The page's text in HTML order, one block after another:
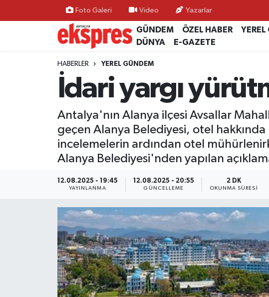
Foto Galeri Video Yazarlar
GÜNDEM ÖZEL HABER
DÜNYA
E-GAZETE
HABERLER YEREL GÜNDEM
İdari yargı
Antalya'nın Alanya ilçesi Avsallar
geçen Alanya Belediyesi, otel
incelemelerin ardından otel
Alanya Belediyesi'nden yapılan
12.08.2025 - 19:45
YAYINLANMA
12.08.2025 - 20:55
GÜNCELLEME
2 DK
OKUNMA SÜRESI
ÖZEL HABER
GÜNDEM
YEREL GÜNDEM
EKONOMİ
KÜLTÜR - SANAT
EĞİTİM
TURİZM
Nöbetçi Eczaneler
Hava Durumu
Trafik Durumu
Süper Lig Puan Durumu ve Fikstür
Tüm Manşetler
Son Dakika Haberleri
Haber Arşivi